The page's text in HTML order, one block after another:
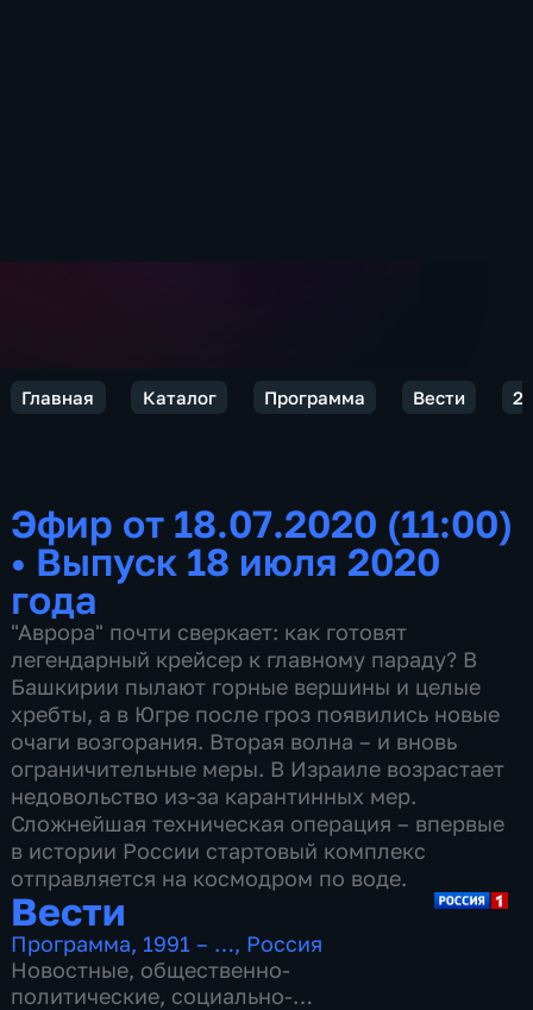
Главная Каталог Программа Вести
Эфир от 18.07.2020 (11:00)
• Выпуск 18 июля 2020
года
"Аврора" почти сверкает: как готовят
легендарный крейсер к главному параду? В
Башкирии пылают горные вершины и целые
хребты, а в Югре после гроз появились новые
очаги возгорания. Вторая волна – и вновь
ограничительные меры. В Израиле возрастает
недовольство из-за карантинных мер.
Сложнейшая техническая операция – впервые
в истории России стартовый комплекс
отправляется на космодром по воде.
Вести
Программа, 1991 – …, Россия
Новостные, общественно-
политические, социально-